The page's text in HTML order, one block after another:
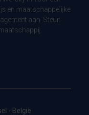
en maatschappelijke
aan. Steun
- België